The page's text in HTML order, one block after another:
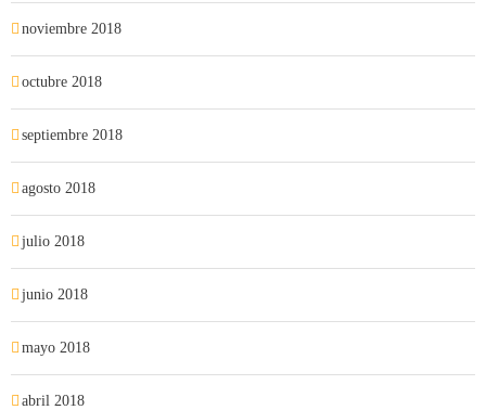
noviembre 2018
octubre 2018
septiembre 2018
agosto 2018
julio 2018
junio 2018
mayo 2018
abril 2018